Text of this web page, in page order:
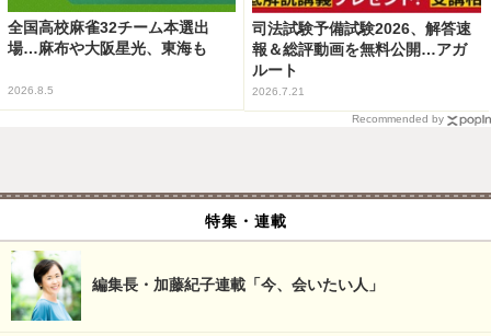
全国高校麻雀32チーム本選出
場…麻布や大阪星光、東海も
2026.8.5
司法試験予備試験2026、解答速
報＆総評動画を無料公開…アガ
ルート
2026.7.21
Recommended by
特集・連載
編集長・加藤紀子連載「今、会いたい人」